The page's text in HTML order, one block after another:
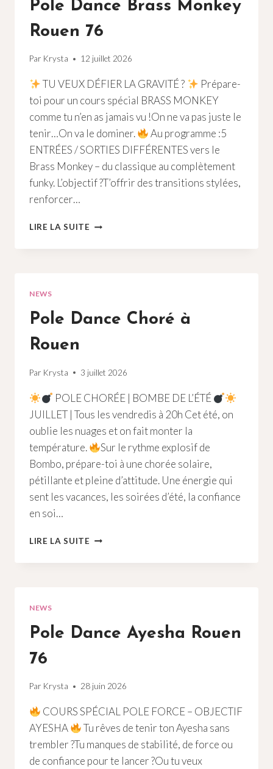
Pole Dance Brass Monkey
Rouen 76
Par Krysta 12 juillet 2026
TU VEUX DÉFIER LA GRAVITÉ ?
Prépare-
toi pour un cours spécial BRASS MONKEY
comme tu n’en as jamais vu !On ne va pas juste le
tenir…On va le dominer.
Au programme :5
ENTRÉES / SORTIES DIFFÉRENTES vers le
Brass Monkey – du classique au complètement
funky. L’objectif ?T’offrir des transitions stylées,
renforcer…
LIRE LA SUITE POLE
BRASS
NEWS
Pole Dance Choré à
Rouen
Par Krysta 3 juillet 2026
POLE CHORÉE | BOMBE DE L’ÉTÉ
JUILLET | Tous les vendredis à 20h Cet été, on
oublie les nuages et on fait monter la
température.
Sur le rythme explosif de
Bombo, prépare-toi à une chorée solaire,
pétillante et pleine d’attitude. Une énergie qui
sent les vacances, les soirées d’été, la confiance
en soi…
LIRE LA SUITE POLE
CHORÉ
NEWS
Pole Dance Ayesha Rouen
76
Par Krysta 28 juin 2026
COURS SPÉCIAL POLE FORCE – OBJECTIF
AYESHA
Tu rêves de tenir ton Ayesha sans
trembler ?Tu manques de stabilité, de force ou
de confiance pour te lancer ?Ou tu veux